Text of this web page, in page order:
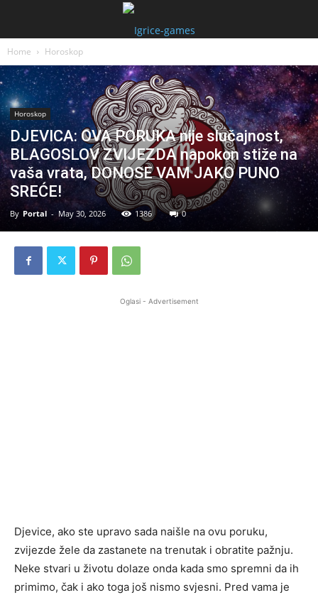
Home Horoskop
Horoskop
DJEVICA: OVA PORUKA nije slučajnost,
BLAGOSLOV ZVIJEZDA napokon stiže na
vaša vrata, DONOSE VAM JAKO PUNO
SREĆE!
By Portal - May 30, 2026 1386 0
Oglasi - Advertisement
Djevice, ako ste upravo sada naišle na ovu poruku,
zvijezde žele da zastanete na trenutak i obratite pažnju.
Neke stvari u životu dolaze onda kada smo spremni da ih
primimo, čak i ako toga još nismo svjesni. Pred vama je